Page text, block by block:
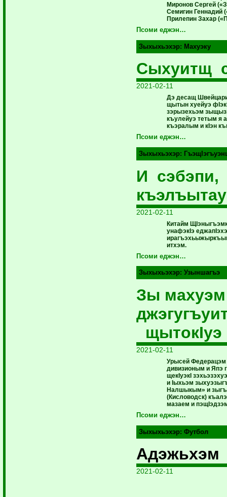
Миронов Сергей
Семигин Геннадий
Прилепин Захар
Псоми еджэн…
Зыхыхьэхэр: Махуэку
Сыхуитщ
2021-02-11
Дэ десащ
щытын хуейуэ
зэрызехьэм
къулейуэ тетым я
къэралым и кIэн
Псоми еджэн…
Зыхыхьэхэр:
И
2021-02-11
Китайм
унафэкIэ
итхэм.
Псоми еджэн…
Зыхыхьэхэр: Узыншагъэ
Зы
щытокIуэ
2021-02-11
Урысей Федерацэм
дивизионым и Япэ
щекIуэкI
и Iыхьэм
Налшыкым» и
(Кисловодск)
мазаем и
Псоми еджэн…
Зыхыхьэхэр: Футбол
2021-02-11